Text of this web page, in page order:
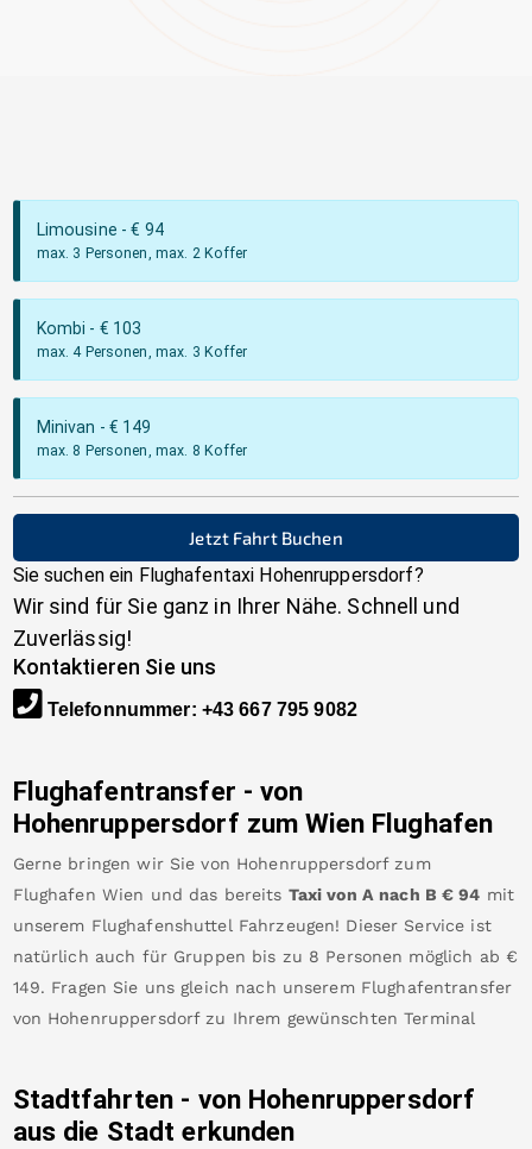
Limousine - € 94
max. 3 Personen, max. 2 Koffer
Kombi - € 103
max. 4 Personen, max. 3 Koffer
Minivan - € 149
max. 8 Personen, max. 8 Koffer
Jetzt Fahrt Buchen
Sie suchen ein Flughafentaxi Hohenruppersdorf?
Wir sind für Sie ganz in Ihrer Nähe. Schnell und
Zuverlässig!
Kontaktieren Sie uns
Telefonnummer: +43 667 795 9082
Flughafentransfer - von
Hohenruppersdorf zum Wien Flughafen
Gerne bringen wir Sie von Hohenruppersdorf zum
Flughafen Wien und das bereits Taxi von A nach B €94 mit
unserem Flughafenshuttel Fahrzeugen! Dieser Service ist
natürlich auch für Gruppen bis zu 8 Personen möglich ab €
149. Fragen Sie uns gleich nach unserem Flughafentransfer
von Hohenruppersdorf zu Ihrem gewünschten Terminal
Stadtfahrten - von Hohenruppersdorf
aus die Stadt erkunden